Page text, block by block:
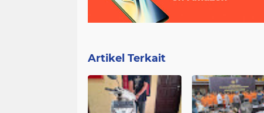
Artikel Terkait